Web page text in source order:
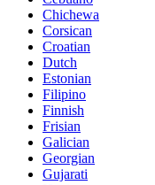
Chichewa
Corsican
Croatian
Dutch
Estonian
Filipino
Finnish
Frisian
Galician
Georgian
Gujarati